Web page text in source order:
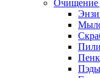
Очищение